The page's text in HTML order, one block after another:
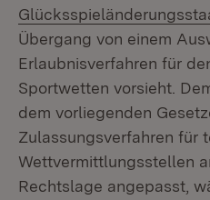
Übergang von einem
Erlaubnisverfahren für
Sportwetten vorsieht.
dem vorliegenden
Zulassungsverfahren für
Wettvermittlungsstellen
Rechtslage angepasst,